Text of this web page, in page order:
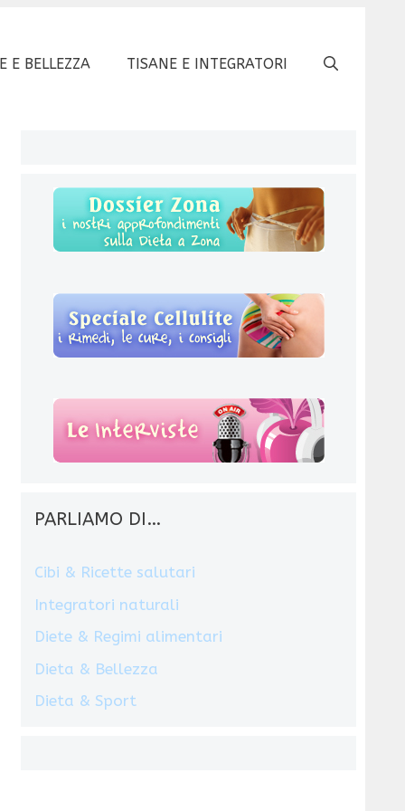
E BELLEZZA TISANE E INTEGRATORI
PARLIAMO DI…
Cibi & Ricette salutari
Integratori naturali
Diete & Regimi alimentari
Dieta & Bellezza
Dieta & Sport